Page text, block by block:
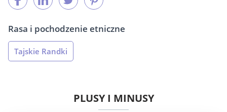
Rasa i pochodzenie etniczne
Tajskie Randki
PLUSY I MINUSY